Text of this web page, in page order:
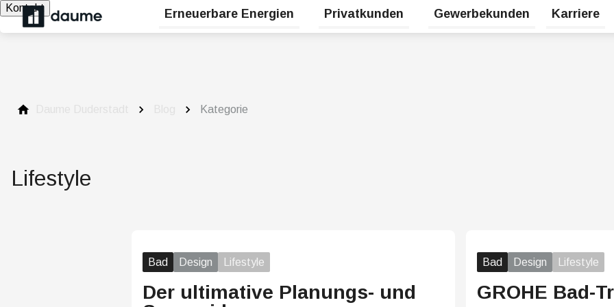
Kontakt Erneuerbare Energien
Untermenü für Erneuerbare Energien umschalten
Privatkunden
Untermenü für Privatkunden
Gewerbekunden Karriere
Kategorie
Lifestyle
Bad Design Lifestyle
Der ultimative Planungs- und
Bad Design Lifestyle
GROHE Bad-